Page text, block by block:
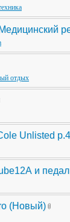
отдых
Unlisted
и
(Новый)